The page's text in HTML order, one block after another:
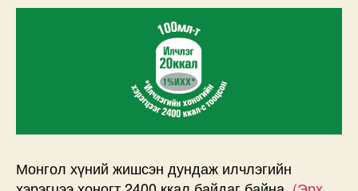
Монгол хүний жишсэн дундаж илчлэгийн